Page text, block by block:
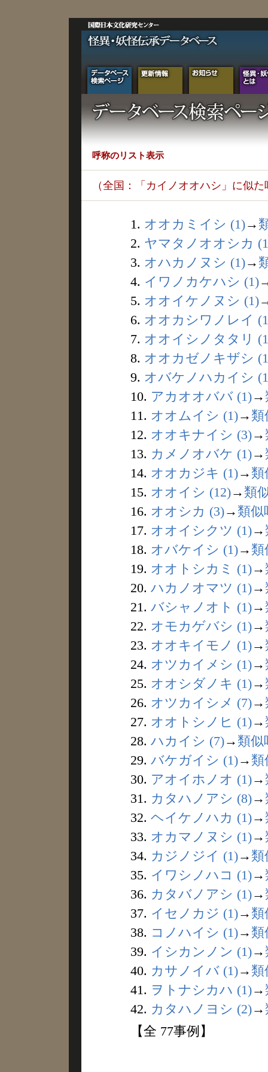
呼称のリスト表示
（全国：「カイノオオハシ」に似た
1. オオカミイシ (1)→
2. ヤマタノオオシカ
3. オハカノヌシ (1)→
4. イワノカケハシ (1)
5. オオイケノヌシ (1)
6. オオカシワノレイ
7. オオイシノタタリ
8. オオカゼノキザシ
9. オバケノハカイシ
10. アカオオババ (1)→
11. オオムイシ (1)→ 類
12. オオキナイシ (3)→
13. カメノオバケ (1)→
14. オオカジキ (1)→ 類
15. オオイシ (12)→ 類
16. オオシカ (3)→ 類似
17. オオイシクツ (1)→
18. オバケイシ (1)→ 類
19. オオトシカミ (1)→
20. ハカノオマツ (1)→
21. バシャノオト (1)→
22. オモカゲバシ (1)→
23. オオキイモノ (1)→
24. オツカイメシ (1)→
25. オオシダノキ (1)→
26. オツカイシメ (7)→
27. オオトシノヒ (1)→
28. ハカイシ (7)→ 類似
29. バケガイシ (1)→ 類
30. アオイホノオ (1)→
31. カタハノアシ (8)→
32. ヘイケノハカ (1)→
33. オカマノヌシ (1)→
34. カジノジイ (1)→ 類
35. イワシノハコ (1)→
36. カタバノアシ (1)→
37. イセノカジ (1)→ 類
38. コノハイシ (1)→ 類
39. イシカンノン (1)→
40. カサノイバ (1)→ 類
41. ヲトナシカハ (1)→
42. カタハノヨシ (2)→
【全 77事例】